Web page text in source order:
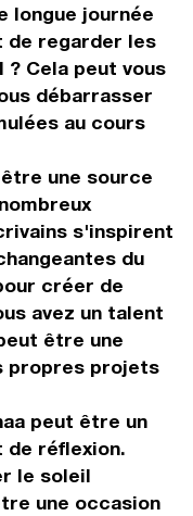
longue journée
de regarder les
Cela peut vous
débarrasser
au cours
une source
s'inspirent
du
créer de
avez un talent
être une
propres projets
peut être un
de réflexion.
le soleil
une occasion